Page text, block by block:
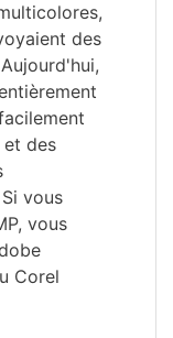
des
des
vous
vous
Corel